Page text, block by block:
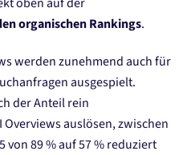
organischen Rankings.
werden zunehmend auch für
ausgespielt.
der Anteil rein
auslösen, zwischen
von 89 % auf 57 % reduziert